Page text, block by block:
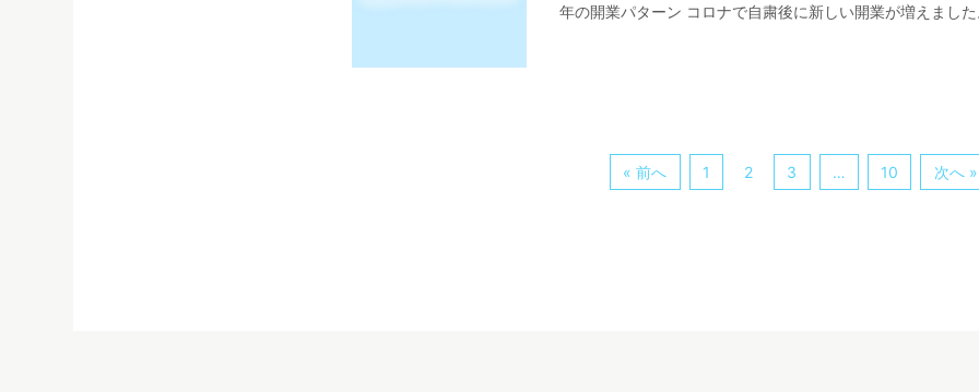
年の開業パターン コロナで自粛後に新しい開業が増えました
« 前へ 1 2 3 … 10 次へ »